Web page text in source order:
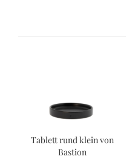
Tablett rund klein von
Bastion